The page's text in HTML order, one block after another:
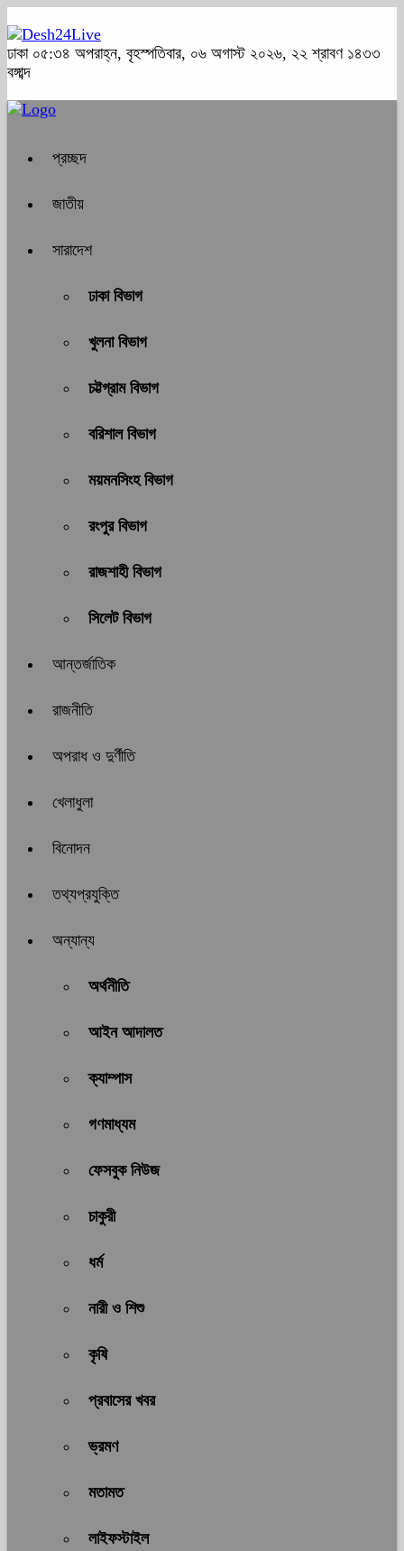
ঢাকা ০৫:৩৪ অপরাহ্ন, বৃহস্পতিবার, ০৬ অগাস্ট ২০২৬, ২২ শ্রাবণ ১৪৩৩
বঙ্গাব্দ
প্রচ্ছদ
জাতীয়
সারাদেশ
ঢাকা বিভাগ
খুলনা বিভাগ
চট্টগ্রাম বিভাগ
বরিশাল বিভাগ
ময়মনসিংহ বিভাগ
রংপুর বিভাগ
রাজশাহী বিভাগ
সিলেট বিভাগ
আন্তর্জাতিক
রাজনীতি
অপরাধ ও দুর্ণীতি
খেলাধুলা
বিনোদন
তথ্যপ্রযুক্তি
অন্যান্য
অর্থনীতি
আইন আদালত
ক্যাম্পাস
গণমাধ্যম
ফেসবুক নিউজ
চাকুরী
ধর্ম
নারী ও শিশু
কৃষি
প্রবাসের খবর
ভ্রমণ
মতামত
লাইফস্টাইল